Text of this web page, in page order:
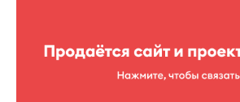
Cratos lounge club